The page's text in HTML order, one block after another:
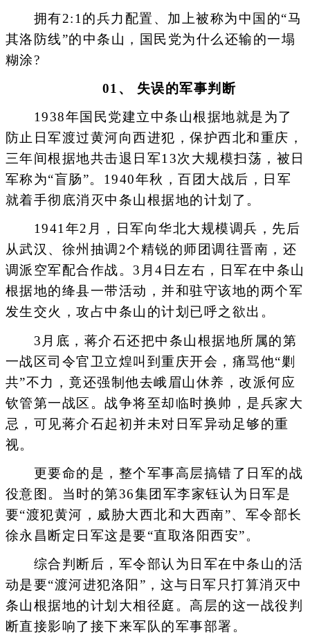
拥有2:1的兵力配置、加上被称为中国的“马
其洛防线”的中条山，国民党为什么还输的一塌
糊涂?
01、 失误的军事判断
1938年国民党建立中条山根据地就是为了
防止日军渡过黄河向西进犯，保护西北和重庆，
三年间根据地共击退日军13次大规模扫荡，被日
军称为“盲肠”。1940年秋，百团大战后，日军
就着手彻底消灭中条山根据地的计划了。
1941年2月，日军向华北大规模调兵，先后
从武汉、徐州抽调2个精锐的师团调往晋南，还
调派空军配合作战。3月4日左右，日军在中条山
根据地的绛县一带活动，并和驻守该地的两个军
发生交火，攻占中条山的计划已呼之欲出。
3月底，蒋介石还把中条山根据地所属的第
一战区司令官卫立煌叫到重庆开会，痛骂他“剿
共”不力，竟还强制他去峨眉山休养，改派何应
钦管第一战区。战争将至却临时换帅，是兵家大
忌，可见蒋介石起初并未对日军异动足够的重
视。
更要命的是，整个军事高层搞错了日军的战
役意图。当时的第36集团军李家钰认为日军是
要“渡犯黄河，威胁大西北和大西南”、军令部长
徐永昌断定日军这是要“直取洛阳西安”。
综合判断后，军令部认为日军在中条山的活
动是要“渡河进犯洛阳”，这与日军只打算消灭中
条山根据地的计划大相径庭。高层的这一战役判
断直接影响了接下来军队的军事部署。